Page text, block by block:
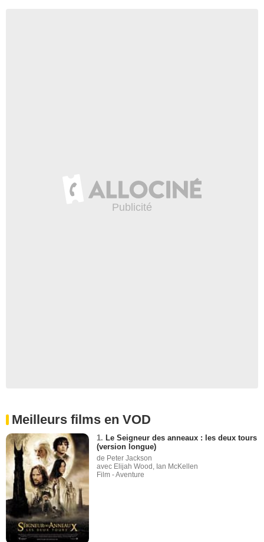
Meilleurs films en VOD
1. Le Seigneur des anneaux : les deux tours
(version longue)
de Peter Jackson
avec Elijah Wood, Ian McKellen
Film - Aventure